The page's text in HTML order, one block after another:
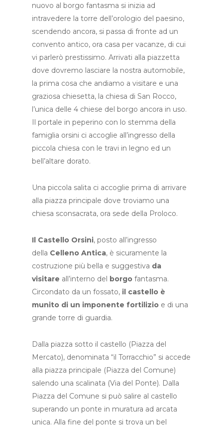
nuovo al borgo fantasma si inizia ad
intravedere la torre dell’orologio del paesino,
scendendo ancora, si passa di fronte ad un
convento antico, ora casa per vacanze, di cui
vi parlerò prestissimo. Arrivati alla piazzetta
dove dovremo lasciare la nostra automobile,
la prima cosa che andiamo a visitare e una
graziosa chiesetta, la chiesa di San Rocco,
l’unica delle 4 chiese del borgo ancora in uso.
Il portale in peperino con lo stemma della
famiglia orsini ci accoglie all’ingresso della
piccola chiesa con le travi in legno ed un
bell’altare dorato.
Una piccola salita ci accoglie prima di arrivare
alla piazza principale dove troviamo una
chiesa sconsacrata, ora sede della Proloco.
Il Castello Orsini, posto all’ingresso
della Celleno Antica, è sicuramente la
costruzione più bella e suggestiva da
visitare all’interno del borgo fantasma.
Circondato da un fossato, il castello è
munito di un imponente fortilizio e di una
grande torre di guardia.
Dalla piazza sotto il castello (Piazza del
Mercato), denominata “il Torracchio” si accede
alla piazza principale (Piazza del Comune)
salendo una scalinata (Via del Ponte). Dalla
Piazza del Comune si può salire al castello
superando un ponte in muratura ad arcata
unica. Alla fine del ponte si trova un bel